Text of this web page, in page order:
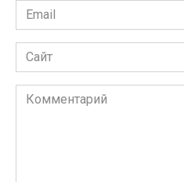
Email
*
Сайт
Комментарий